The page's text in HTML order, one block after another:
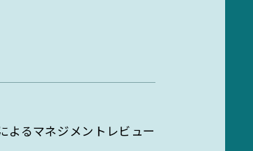
カーボンキャンパスを目指
町屋海岸清掃
よるマネジメントレビュー